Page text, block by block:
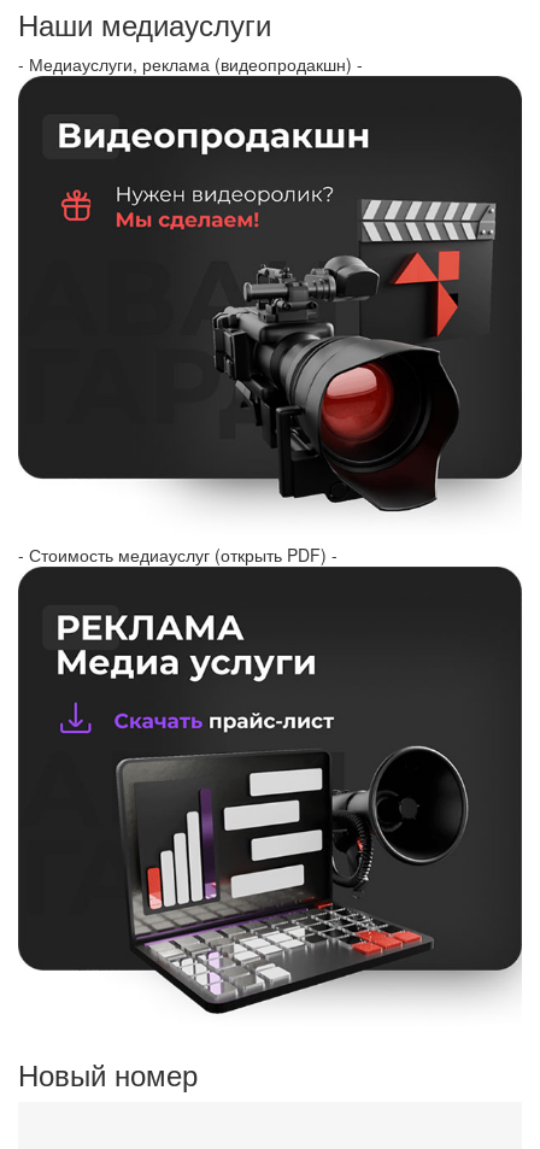
Наши медиауслуги
- Медиауслуги, реклама (видеопродакшн) -
- Стоимость медиауслуг (открыть PDF) -
Новый номер